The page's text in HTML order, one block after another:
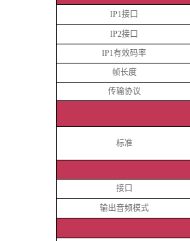
IP1接口
IP2接口
IP1有效码率
帧长度
传输协议
标准
接口
输出音频模式